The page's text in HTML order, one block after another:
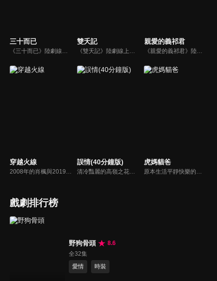
三十而已
《三十而已》陸劇線上看。顧佳(童瑤)她是令人艷羨的金字塔上層，把老公從煙花設計師打造成「許總」，也把自己打造成裡外一把手的全職太太。王漫妮(江疏影)則是特立獨行的叛逆者，深信自己既有顏值又有腦子，永遠值得更好的。鍾曉芹(毛曉彤)是個平凡妻子，但流產跟生活隔闔漸漸壓垮婚姻...
雙夭記
《雙夭記》陸劇線上看。相傳大音圖雅是天下第一兵器，無數人為了它前赴後繼，馮寶派遣萬夫長尋找大音圖雅的下落，終於得知在瑞王府佩璋將軍手上。錦衣衛龍夭和李昱來王府救援，殺死萬夫長等人。事後李昱以大音圖雅丟失一事要挾佩璋將軍。反被將軍之子王肅殺死，捕快施敬遙受劉知府的委託，調查此案。
親愛的義祁君
《親愛的義祁君》陸劇線上看。闌州大陸的鄔鏃聖女米七七，劫難重生附身「失憶」王妃，與孤傲腹黑的義祁王呂敖爆笑相戀後，面對三族的腥風血雨，兩人攜手平三族安天下，締造了一段傳奇絕美的玄幻愛情故事 。
穿越火線
2008年的肖楓與2019年的路小北在一張穿越火線遊戲地圖中跨時空相遇，兩人從互相懷疑到彼此信任、互相應援，各自組建戰隊、研究戰術並幫助對方成長，最終以不服輸的精神在各自時空實現逆風翻盤。
誤情(40分鐘版)
清冷豔麗的高嶺之花江時淺在遭受霸淩、暴力等一系列事件後，華麗蛻變逆襲歸來，用一場精心策劃強勢開啟自己的復仇之路，最終收穫內心救贖與愛情的故事。
虎媽貓爸
原本生活平靜快樂的畢勝男在女兒面臨升小學的問題時發現，別人早已忙的團團轉，自己還懵然無知。個性倔強的她辭職回家，打響教育戰爭。自由主義的丈夫羅素不以為然，夫妻引發一系列教育、家庭問題。此時，溫柔可人的初戀女友出現，令羅素心生搖曳，回職場的畢勝男又遇到事業問題…
戲劇排行榜
野狗骨頭
8.6
全32集
愛情
時裝